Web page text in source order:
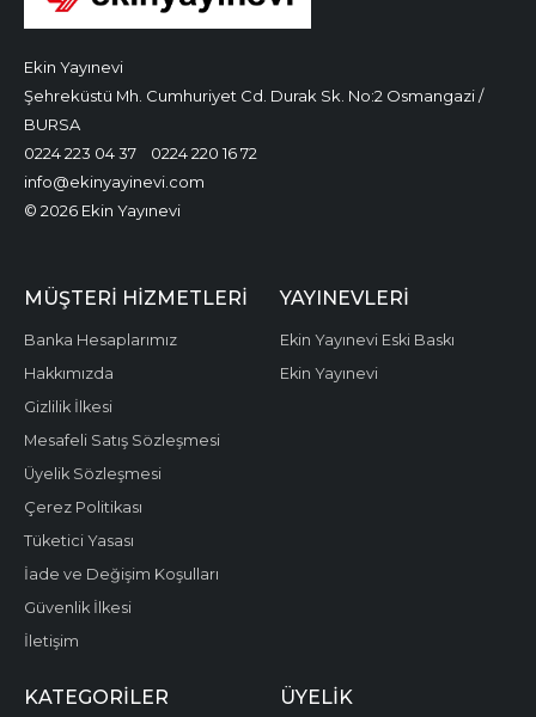
Ekin Yayınevi
Şehreküstü Mh. Cumhuriyet Cd. Durak Sk. No:2 Osmangazi /
BURSA
0224 223 04 37
0224 220 16 72
info@ekinyayinevi.com
© 2026 Ekin Yayınevi
MÜŞTERI HIZMETLERI
Banka Hesaplarımız
Hakkımızda
Gizlilik İlkesi
Mesafeli Satış Sözleşmesi
Üyelik Sözleşmesi
Çerez Politikası
Tüketici Yasası
İade ve Değişim Koşulları
Güvenlik İlkesi
İletişim
YAYINEVLERI
Ekin Yayınevi Eski Baskı
Ekin Yayınevi
KATEGORILER ÜYELIK